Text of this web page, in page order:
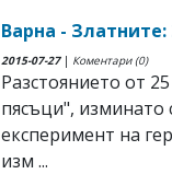
Варна - Златните:
2015-07-27| Коментари (0)
Разстоянието от
пясъци", изминато
експеримент на
изм ...